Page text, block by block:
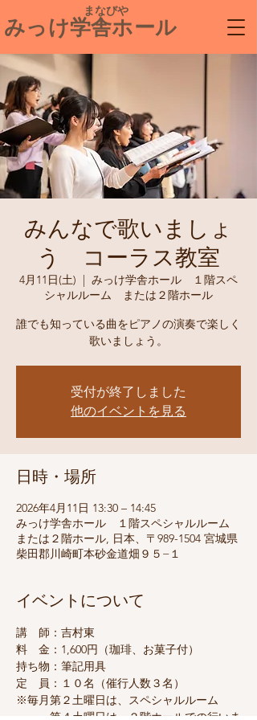
​ まなびや
みっけ学舎ホール
みんなで歌いましょ
う コーラス教室
4月11日(土)
  |
みっけ学舎ホール １階スペ
シャルルーム または２階ホール
誰でも知っている曲をピアノの演奏で楽しく
受付が終了しました
他のイベントを見る
日時・場所
2026年4月11日 13:30 – 14:45
みっけ学舎ホール １階スペシャルルーム
または２階ホール, 日本、〒989-1504 宮城県
柴田郡川崎町本砂金道畑９５−１
イベントについて
講　師：吉村東
料　金：1,600円（珈琲、お菓子付）
持ち物：筆記用具
定　員：１０名（催行人数３名）
※毎月第２土曜日は、スペシャルルーム
第４土曜日は、２階ホールでの行いま